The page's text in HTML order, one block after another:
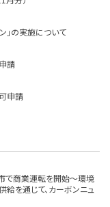
」の実施について
請
申請
で商業運転を開始～環境
を通じて、カーボンニュ